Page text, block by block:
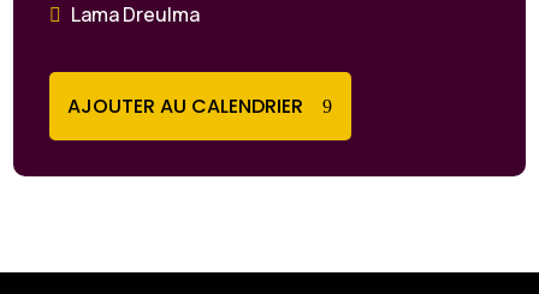
Lama Dreulma
AJOUTER AU CALENDRIER